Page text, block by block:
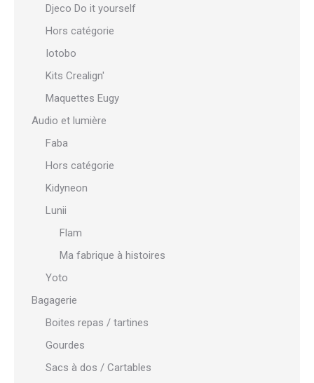
Djeco Do it yourself
Hors catégorie
Iotobo
Kits Crealign'
Maquettes Eugy
Audio et lumière
Faba
Hors catégorie
Kidyneon
Lunii
Flam
Ma fabrique à histoires
Yoto
Bagagerie
Boites repas / tartines
Gourdes
Sacs à dos / Cartables